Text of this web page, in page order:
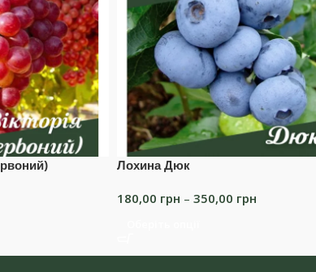
Лохина Дюк
180,00 грн – 350,00 грн